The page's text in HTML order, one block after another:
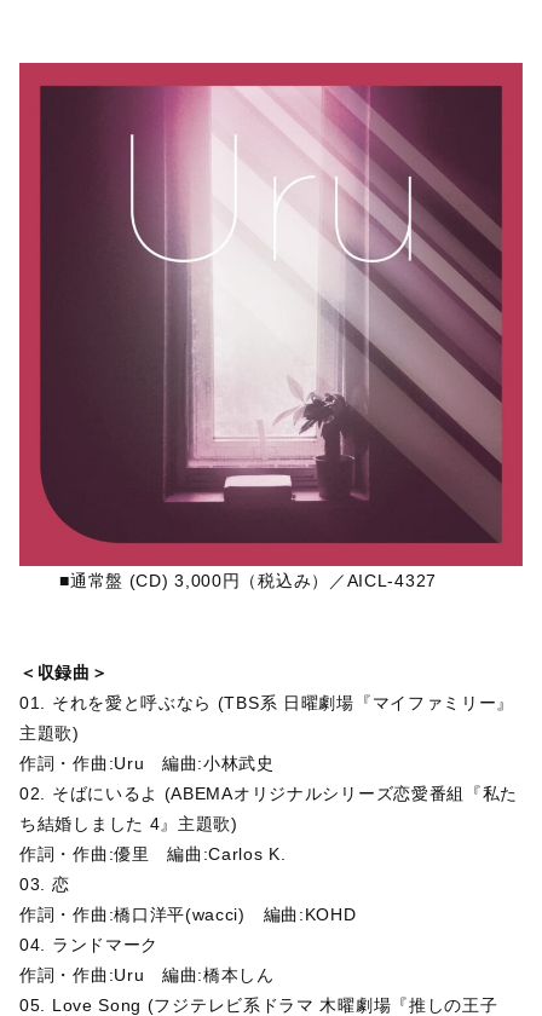
■通常盤 (CD) 3,000円（税込み）／AICL-4327
＜収録曲＞
01. それを愛と呼ぶなら (TBS系 日曜劇場『マイファミリー』
主題歌)
作詞・作曲:Uru 編曲:小林武史
02. そばにいるよ (ABEMAオリジナルシリーズ恋愛番組『私た
ち結婚しました 4』主題歌)
作詞・作曲:優里 編曲:Carlos K.
03. 恋
作詞・作曲:橋口洋平(wacci) 編曲:KOHD
04. ランドマーク
作詞・作曲:Uru 編曲:橋本しん
05. Love Song (フジテレビ系ドラマ 木曜劇場『推しの王子